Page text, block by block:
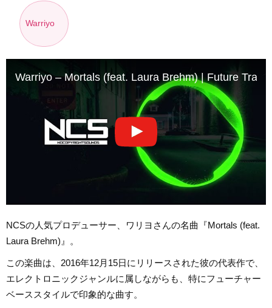
Warriyo
Warriyo – Mortals (feat. Laura Brehm) | Future Trap
NCSの人気プロデューサー、ワリヨさんの名曲『Mortals (feat.
Laura Brehm)』。
この楽曲は、2016年12月15日にリリースされた彼の代表作で、
エレクトロニックジャンルに属しながらも、特にフューチャー
ベーススタイルで印象的な曲す。